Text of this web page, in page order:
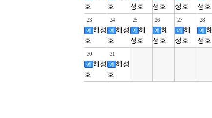
호
호
성호
성호
성호
성호
23
예 해성
호
24
예 해성
호
25
예 해
성호
26
예 해
성호
27
예 해
성호
28
예 해
성호
30
예 해성
호
31
예 해성
호